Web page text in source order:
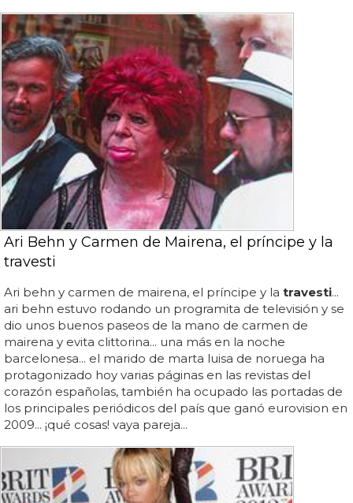
Ari Behn y Carmen de Mairena, el príncipe y la
travesti
Ari behn y carmen de mairena, el príncipe y la travesti...
ari behn estuvo rodando un programita de televisión y se
dio unos buenos paseos de la mano de carmen de
mairena y evita clittorina... una más en la noche
barcelonesa... el marido de marta luisa de noruega ha
protagonizado hoy varias páginas en las revistas del
corazón españolas, también ha ocupado las portadas de
los principales periódicos del país que ganó eurovision en
2009... ¡qué cosas! vaya pareja...